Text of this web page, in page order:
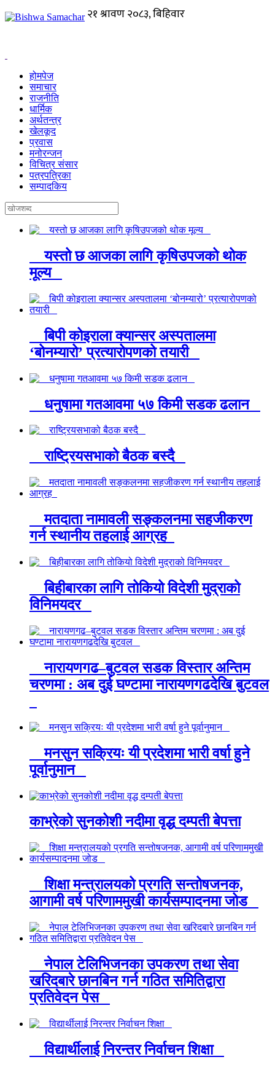
होमपेज
समाचार
राजनीति
धार्मिक
अर्थतन्त्र
खेलकूद
प्रवास
मनोरन्जन
विचित्र संसार
पत्रपत्रिका
सम्पादकिय
यस्तो छ आजका लागि कृषिउपजको थोक
मूल्य
बिपी कोइराला क्यान्सर अस्पतालमा
‘बोनम्यारो’ प्रत्यारोपणको तयारी
धनुषामा गतआवमा ५७ किमी सडक ढलान
राष्ट्रियसभाको बैठक बस्दै
मतदाता नामावली सङ्कलनमा सहजीकरण
गर्न स्थानीय तहलाई आग्रह
बिहीबारका लागि तोकियो विदेशी मुद्राको
विनिमयदर
नारायणगढ–बुटवल सडक विस्तार अन्तिम
चरणमा : अब दुई घण्टामा नारायणगढदेखि बुटवल
मनसुन सक्रियः यी प्रदेशमा भारी वर्षा हुने
पूर्वानुमान
काभ्रेको सुनकोशी नदीमा वृद्ध दम्पती बेपत्ता
शिक्षा मन्त्रालयको प्रगति सन्तोषजनक,
आगामी वर्ष परिणाममुखी कार्यसम्पादनमा जोड
नेपाल टेलिभिजनका उपकरण तथा सेवा
खरिदबारे छानबिन गर्न गठित समितिद्वारा
प्रतिवेदन पेस
विद्यार्थीलाई निरन्तर निर्वाचन शिक्षा